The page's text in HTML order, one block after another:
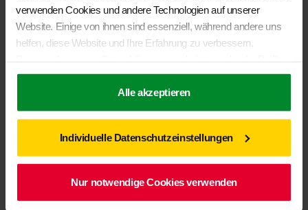
verwenden Cookies und andere Technologien auf unserer
Website. Einige von ihnen sind essenziell, während andere uns
helfen, diese Website und Ihre Erfahrung zu verbessern.
Adressen), z. B. für personalisierte Anzeigen und Inhalte oder
Anzeigen- und Inhaltsmessung. Weitere Informationen über die
Verwendung Ihrer Daten finden Sie in unserer
Einstellungenwiderrufen oder anpassen.
Alle akzeptieren
Individuelle Datenschutzeinstellungen
Nur notwendige Cookies verwenden